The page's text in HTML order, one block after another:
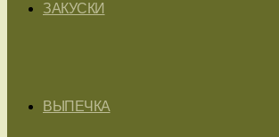
ЗАКУСКИ
ВЫПЕЧКА